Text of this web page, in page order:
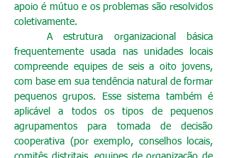
apoio é mútuo e os problemas são resolvidos
coletivamente.
A estrutura organizacional básica
frequentemente usada nas unidades locais
compreende equipes de seis a oito jovens,
com base em sua tendência natural de formar
pequenos grupos. Esse sistema também é
aplicável a todos os tipos de pequenos
agrupamentos para tomada de decisão
cooperativa (por exemplo, conselhos locais,